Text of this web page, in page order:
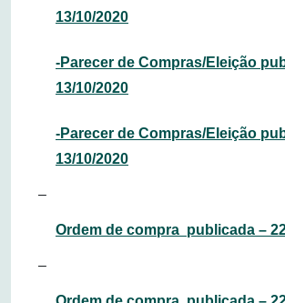
13/10/2020
-Parecer de Compras/Eleição
13/10/2020
-Parecer de Compras/Eleição
13/10/2020
–
Ordem de compra publicada –
–